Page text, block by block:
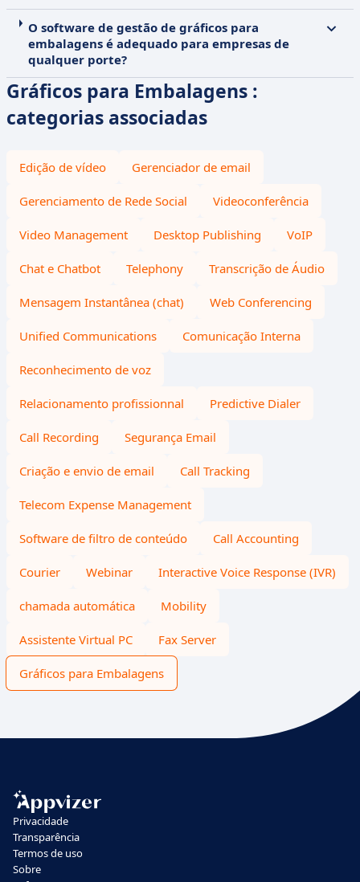
O software de gestão de gráficos para
embalagens é adequado para empresas de
qualquer porte?
Gráficos para Embalagens :
categorias associadas
Edição de vídeo Gerenciador de email
Gerenciamento de Rede Social Videoconferência
Video Management Desktop Publishing VoIP
Chat e Chatbot Telephony Transcrição de Áudio
Mensagem Instantânea (chat) Web Conferencing
Unified Communications Comunicação Interna
Reconhecimento de voz
Relacionamento profissionnal Predictive Dialer
Call Recording Segurança Email
Criação e envio de email Call Tracking
Telecom Expense Management
Software de filtro de conteúdo Call Accounting
Courier Webinar Interactive Voice Response (IVR)
chamada automática Mobility
Assistente Virtual PC Fax Server
Gráficos para Embalagens
Privacidade
Transparência
Termos de uso
Sobre